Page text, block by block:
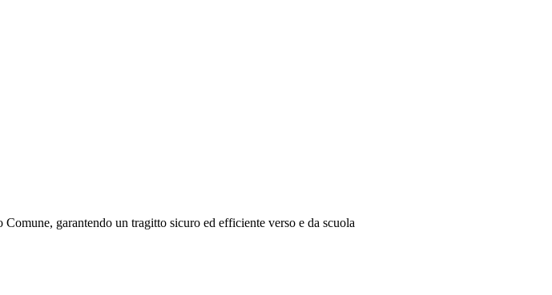
garantendo un tragitto sicuro ed efficiente verso e da scuola